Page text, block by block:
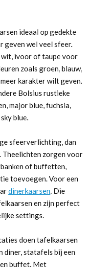
ideaal op gedekte
geven wel veel sfeer.
ivoor of taupe voor
zoals groen, blauw,
karakter wilt geven.
Bolsius rustieke
major blue, fuchsia,
blue.
sfeerverlichting, dan
Theelichten zorgen voor
of buffetten,
toevoegen. Voor een
dinerkaarsen. Die
en zijn perfect
settings.
doen tafelkaarsen
diner, statafels bij een
buffet. Met